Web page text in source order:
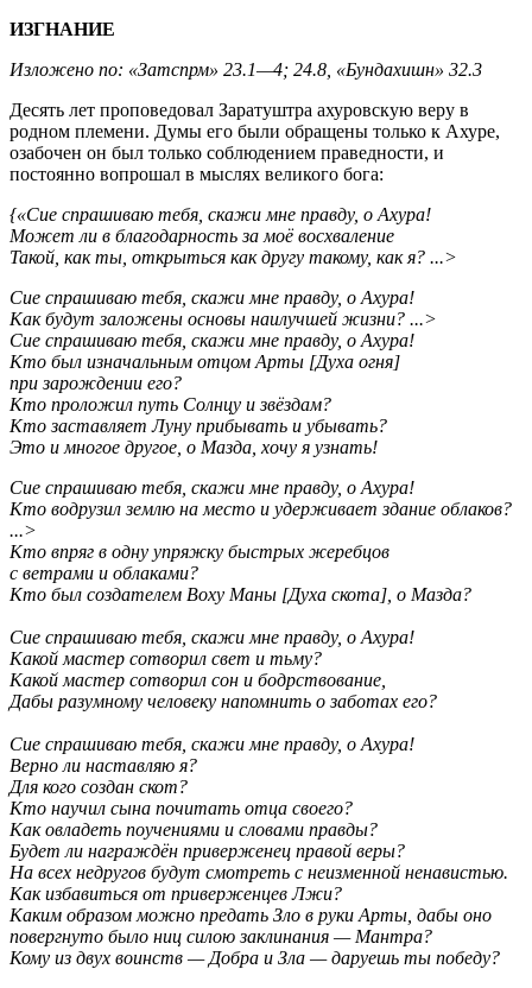
ИЗГНАНИЕ
Изложено по: «Затспрм» 23.1—4; 24.8, «Бундахишн» 32.3
Десять лет проповедовал Заратуштра ахуровскую веру в
родном племени. Думы его были обращены только к Ахуре,
озабочен он был только соблюдением праведности, и
постоянно вопрошал в мыслях великого бога:
{«Сие спрашиваю тебя, скажи мне правду, о Ахура!
Может ли в благодарность за моё восхваление
Такой, как ты, открыться как другу такому, как я? ...>
Сие спрашиваю тебя, скажи мне правду, о Ахура!
Как будут заложены основы наилучшей жизни? ...>
Сие спрашиваю тебя, скажи мне правду, о Ахура!
Кто был изначальным отцом Арты [Духа огня]
при зарождении его?
Кто проложил путь Солнцу и звёздам?
Кто заставляет Луну прибывать и убывать?
Это и многое другое, о Мазда, хочу я узнать!
Сие спрашиваю тебя, скажи мне правду, о Ахура!
Кто водрузил землю на место и удерживает здание облаков?
...>
Кто впряг в одну упряжку быстрых жеребцов
с ветрами и облаками?
Кто был создателем Воху Маны [Духа скота], о Мазда?
Сие спрашиваю тебя, скажи мне правду, о Ахура!
Какой мастер сотворил свет и тьму?
Какой мастер сотворил сон и бодрствование,
Дабы разумному человеку напомнить о заботах его?
Сие спрашиваю тебя, скажи мне правду, о Ахура!
Верно ли наставляю я?
Для кого создан скот?
Кто научил сына почитать отца своего?
Как овладеть поучениями и словами правды?
Будет ли награждён приверженец правой веры?
На всех недругов будут смотреть с неизменной ненавистью.
Как избавиться от приверженцев Лжи?
Каким образом можно предать Зло в руки Арты, дабы оно
повергнуто было ниц силою заклинания — Мантра?
Кому из двух воинств — Добра и Зла — даруешь ты победу?